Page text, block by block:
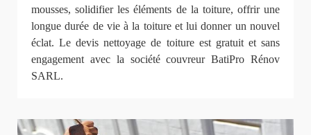
mousses, solidifier les éléments de la toiture, offrir une
longue durée de vie à la toiture et lui donner un nouvel
éclat. Le devis nettoyage de toiture est gratuit et sans
engagement avec la société couvreur BatiPro Rénov
SARL.